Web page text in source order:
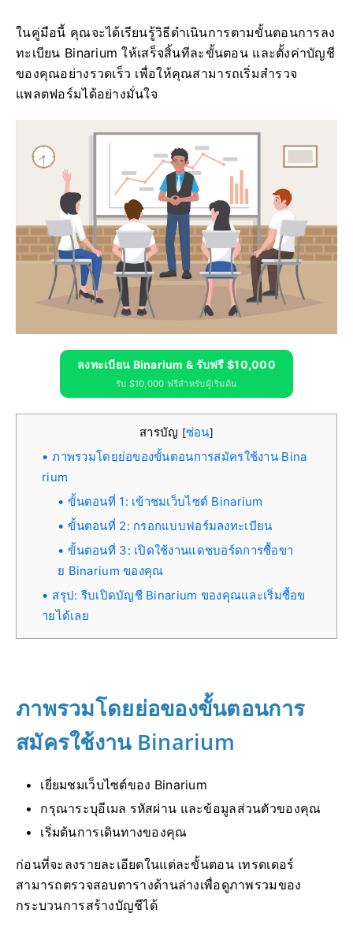
ในคู่มือนี้ คุณจะได้เรียนรู้วิธีดำเนินการตามขั้นตอนการลง
ทะเบียน Binarium ให้เสร็จสิ้นทีละขั้นตอน และตั้งค่าบัญชี
ของคุณอย่างรวดเร็ว เพื่อให้คุณสามารถเริ่มสำรวจ
แพลตฟอร์มได้อย่างมั่นใจ
ลงทะเบียน Binarium & รับฟรี $10,000
รับ $10,000 ฟรีสำหรับผู้เริ่มต้น
สารบัญ [ซ่อน]
ภาพรวมโดยย่อของขั้นตอนการสมัครใช้งาน Bina
rium
ขั้นตอนที่ 1: เข้าชมเว็บไซต์ Binarium
ขั้นตอนที่ 2: กรอกแบบฟอร์มลงทะเบียน
ขั้นตอนที่ 3: เปิดใช้งานแดชบอร์ดการซื้อขา
ย Binarium ของคุณ
สรุป: รีบเปิดบัญชี Binarium ของคุณและเริ่มซื้อข
ายได้เลย
ภาพรวมโดยย่อของขั้นตอนการ
สมัครใช้งาน Binarium
เยี่ยมชมเว็บไซต์ของ Binarium
กรุณาระบุอีเมล รหัสผ่าน และข้อมูลส่วนตัวของคุณ
เริ่มต้นการเดินทางของคุณ
ก่อนที่จะลงรายละเอียดในแต่ละขั้นตอน เทรดเดอร์
สามารถตรวจสอบตารางด้านล่างเพื่อดูภาพรวมของ
กระบวนการสร้างบัญชีได้